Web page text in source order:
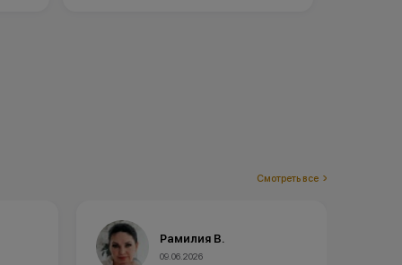
Смотреть все
Олеся Г.
02.06.2026